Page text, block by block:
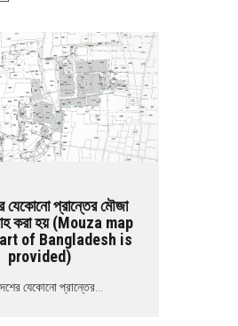
যেকোনো প্রান্তের মৌজা
করা হয় (Mouza map
of Bangladesh is
provided)
যেকোনো প্রান্তের...